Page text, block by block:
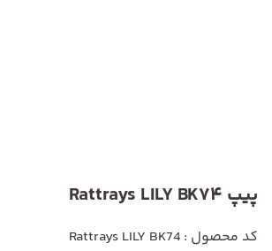
پیپ Rattrays LILY BK74
کد محصول : Rattrays LILY BK74